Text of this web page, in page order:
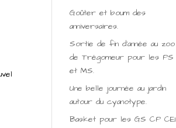
Goûter et boum des
anniversaires.
Sortie de fin d’année au zoo
de Trégomeur pour les PS
et MS.
Une belle journée au jardin
autour du cyanotype.
Basket pour les GS CP CE1